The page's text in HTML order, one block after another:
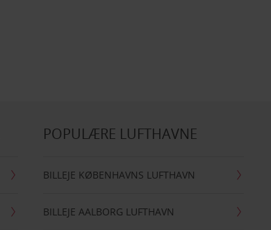
POPULÆRE LUFTHAVNE
BILLEJE KØBENHAVNS LUFTHAVN
BILLEJE AALBORG LUFTHAVN